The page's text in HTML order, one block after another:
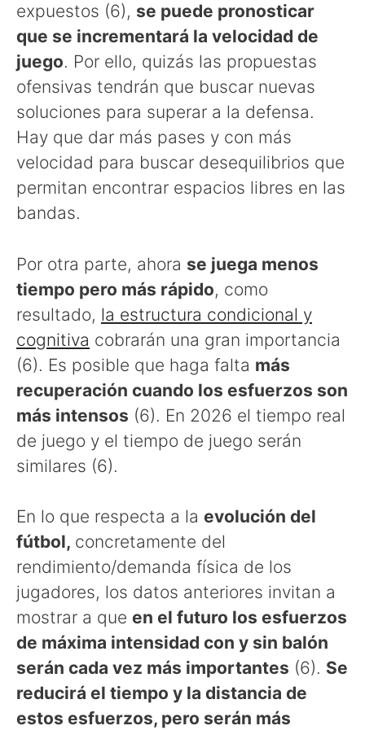
expuestos (6), se puede pronosticar
que se incrementará la velocidad de
juego. Por ello, quizás las propuestas
ofensivas tendrán que buscar nuevas
soluciones para superar a la defensa.
Hay que dar más pases y con más
velocidad para buscar desequilibrios que
permitan encontrar espacios libres en las
bandas.
Por otra parte, ahora se juega menos
tiempo pero más rápido, como
resultado, la estructura condicional y
cognitiva cobrarán una gran importancia
(6). Es posible que haga falta más
recuperación cuando los esfuerzos son
más intensos (6). En 2026 el tiempo real
de juego y el tiempo de juego serán
similares (6).
En lo que respecta a la evolución del
fútbol, concretamente del
rendimiento/demanda física de los
jugadores, los datos anteriores invitan a
mostrar a que en el futuro los esfuerzos
de máxima intensidad con y sin balón
serán cada vez más importantes (6). Se
reducirá el tiempo y la distancia de
estos esfuerzos, pero serán más